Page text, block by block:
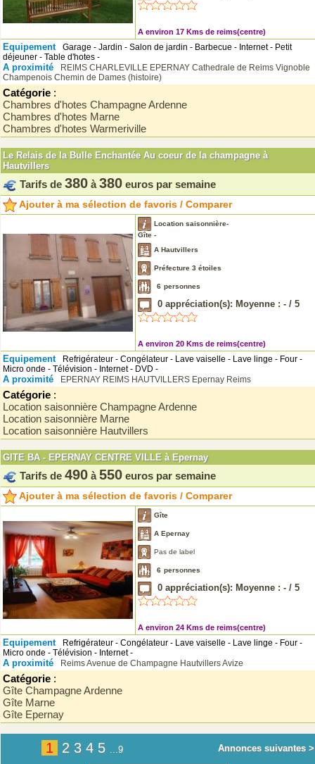
A environ 17 Kms de reims(centre)
Equipement
Garage - Jardin - Salon de jardin - Barbecue - Internet - Petit
déjeuner - Table d'hotes -
A proximité REIMS CHARLEVILLE EPERNAY Cathedrale de Reims Vignoble
Champenois Chemin de Dames (histoire)
Catégorie :
Chambres d'hotes Champagne Ardenne
Chambres d'hotes Marne
Chambres d'hotes Warmeriville
Le Relais de la Bulle Enchantée Au coeur de la champagne à
Hautvillers
Tarifs de 380 à 380 euros par semaine
Ajouter à ma sélection de favoris / Comparer
Location saisonnière-
Gîte -
A Hautvillers
Préfecture 3 étoiles
6 personnes
0 appréciation(s): Moyenne : - / 5
A environ 20 Kms de reims(centre)
Equipement
Refrigérateur - Congélateur - Lave vaiselle - Lave linge - Four -
Micro onde - Télévision - Internet - DVD -
A proximité EPERNAY REIMS HAUTVILLERS Epernay Reims
Catégorie :
Location saisonnière Champagne Ardenne
Location saisonnière Marne
Location saisonnière Hautvillers
GITE BA - EPERNAY CENTRE VILLE à Epernay
Tarifs de 490 à 550 euros par semaine
Ajouter à ma sélection de favoris / Comparer
Gîte
A Epernay
Pas de label
6 personnes
0 appréciation(s): Moyenne : - / 5
A environ 24 Kms de reims(centre)
Equipement
Refrigérateur - Congélateur - Lave vaiselle - Lave linge - Four -
Micro onde - Télévision - Internet -
A proximité ReimsAvenue de Champagne HautvillersAvize
Catégorie :
Gîte Champagne Ardenne
Gîte Marne
Gîte Epernay
1 2 3 4 5 ...9 Annonces suivantes >